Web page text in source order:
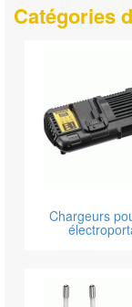
Catégories
Chargeurs